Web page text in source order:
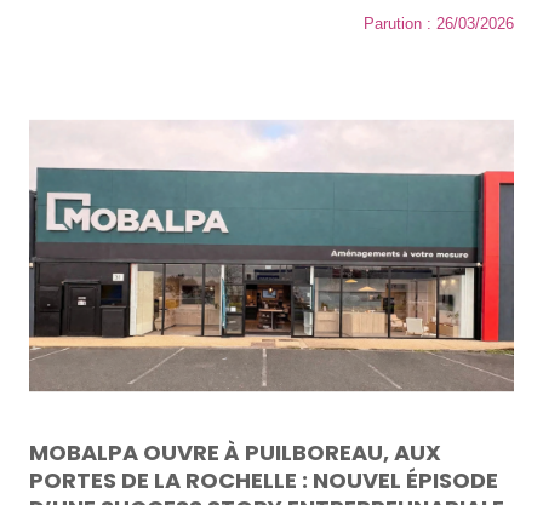
Parution : 26/03/2026
MOBALPA OUVRE À PUILBOREAU, AUX
PORTES DE LA ROCHELLE : NOUVEL ÉPISODE